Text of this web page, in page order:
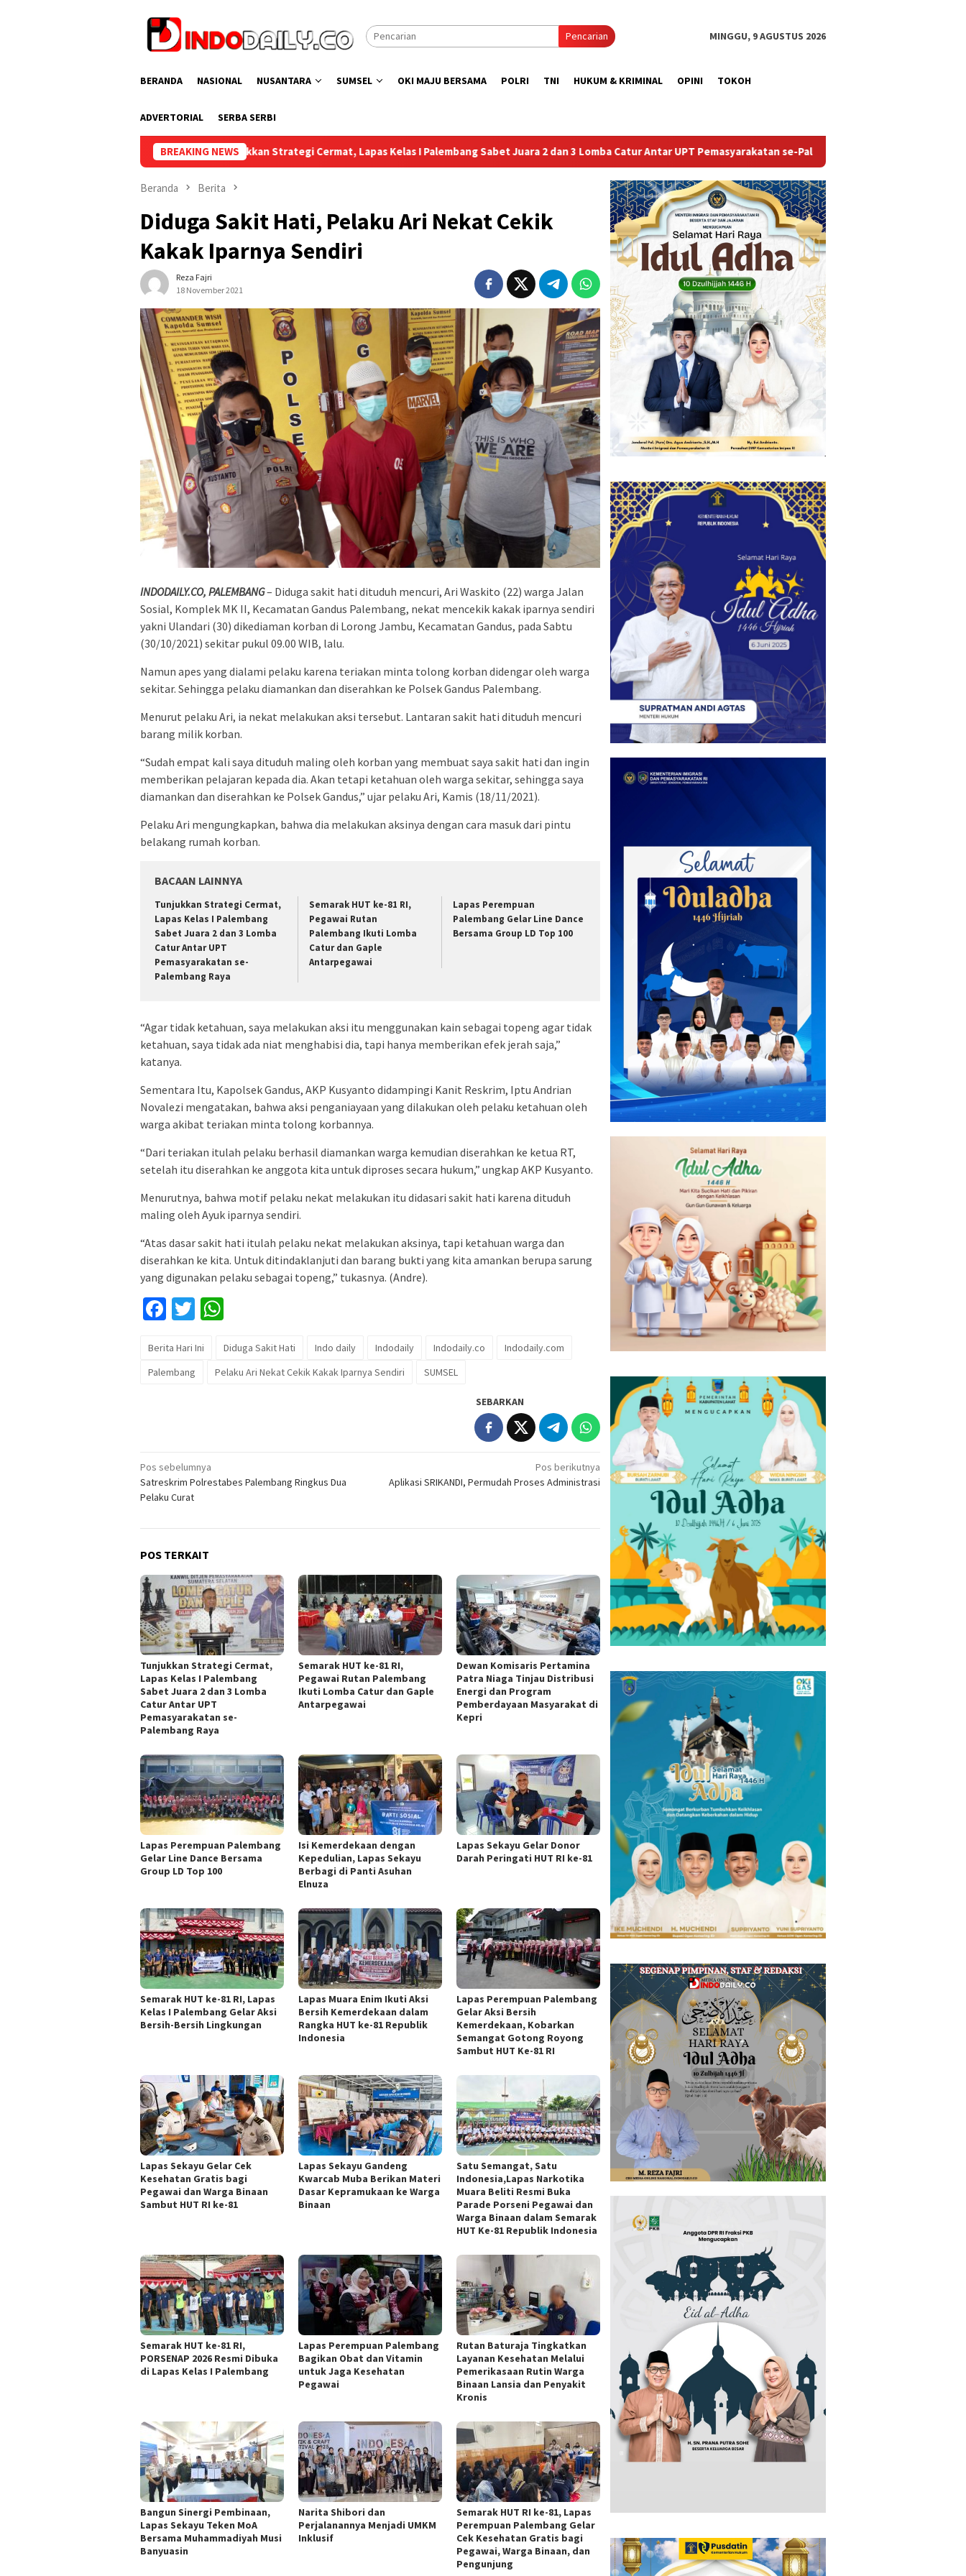
Pencarian MINGGU, 9 AGUSTUS 2026
BERANDA NASIONAL NUSANTARA SUMSEL OKI MAJU BERSAMA POLRI TNI HUKUM & KRIMINAL OPINI TOKOH
ADVERTORIAL SERBA SERBI
BREAKING NEWS
Tunjukkan Strategi Cermat, Lapas Kelas I Palembang Sabet Juara 2 dan 3 Lomba Catur Antar UPT Pemasyarakatan se-Palembang Raya Semarak HUT ke-81 RI, Pegawai
Beranda Berita
Diduga Sakit Hati, Pelaku Ari Nekat Cekik
Kakak Iparnya Sendiri
Reza Fajri
18 November 2021
INDODAILY.CO, PALEMBANG– Diduga sakit hati dituduh mencuri, Ari Waskito (22) warga Jalan
Sosial, Komplek MK II, Kecamatan Gandus Palembang, nekat mencekik kakak iparnya sendiri
yakni Ulandari (30) dikediaman korban di Lorong Jambu, Kecamatan Gandus, pada Sabtu
(30/10/2021) sekitar pukul 09.00 WIB, lalu.
Namun apes yang dialami pelaku karena teriakan minta tolong korban didengar oleh warga
sekitar. Sehingga pelaku diamankan dan diserahkan ke Polsek Gandus Palembang.
Menurut pelaku Ari, ia nekat melakukan aksi tersebut. Lantaran sakit hati dituduh mencuri
barang milik korban.
“Sudah empat kali saya dituduh maling oleh korban yang membuat saya sakit hati dan ingin
memberikan pelajaran kepada dia. Akan tetapi ketahuan oleh warga sekitar, sehingga saya
diamankan dan diserahkan ke Polsek Gandus,” ujar pelaku Ari, Kamis (18/11/2021).
Pelaku Ari mengungkapkan, bahwa dia melakukan aksinya dengan cara masuk dari pintu
belakang rumah korban.
BACAAN LAINNYA
Tunjukkan Strategi Cermat,
Lapas Kelas I Palembang
Sabet Juara 2 dan 3 Lomba
Catur Antar UPT
Pemasyarakatan se-
Palembang Raya
Semarak HUT ke-81 RI,
Pegawai Rutan
Palembang Ikuti Lomba
Catur dan Gaple
Antarpegawai
Lapas Perempuan
Palembang Gelar Line Dance
Bersama Group LD Top 100
“Agar tidak ketahuan, saya melakukan aksi itu menggunakan kain sebagai topeng agar tidak
ketahuan, saya tidak ada niat menghabisi dia, tapi hanya memberikan efek jerah saja,”
katanya.
Sementara Itu, Kapolsek Gandus, AKP Kusyanto didampingi Kanit Reskrim, Iptu Andrian
Novalezi mengatakan, bahwa aksi penganiayaan yang dilakukan oleh pelaku ketahuan oleh
warga akibat teriakan minta tolong korbannya.
“Dari teriakan itulah pelaku berhasil diamankan warga kemudian diserahkan ke ketua RT,
setelah itu diserahkan ke anggota kita untuk diproses secara hukum,” ungkap AKP Kusyanto.
Menurutnya, bahwa motif pelaku nekat melakukan itu didasari sakit hati karena dituduh
maling oleh Ayuk iparnya sendiri.
“Atas dasar sakit hati itulah pelaku nekat melakukan aksinya, tapi ketahuan warga dan
diserahkan ke kita. Untuk ditindaklanjuti dan barang bukti yang kita amankan berupa sarung
yang digunakan pelaku sebagai topeng,” tukasnya. (Andre).
Facebook
Twitter
Berita Hari Ini Diduga Sakit Hati Indo daily Indodaily Indodaily.co
Indodaily.com
Palembang
Pelaku Ari Nekat Cekik Kakak Iparnya Sendiri SUMSEL
SEBARKAN
Navigasi
pos
Pos sebelumnya
Satreskrim Polrestabes Palembang Ringkus Dua
Pelaku Curat
Pos berikutnya
Aplikasi SRIKANDI, Permudah Proses Administrasi
POS TERKAIT
Tunjukkan Strategi Cermat,
Lapas Kelas I Palembang
Sabet Juara 2 dan 3 Lomba
Catur Antar UPT
Pemasyarakatan se-
Palembang Raya
Semarak HUT ke-81 RI,
Pegawai Rutan Palembang
Ikuti Lomba Catur dan Gaple
Antarpegawai
Dewan Komisaris Pertamina
Patra Niaga Tinjau Distribusi
Energi dan Program
Pemberdayaan Masyarakat di
Kepri
Lapas Perempuan Palembang
Gelar Line Dance Bersama
Group LD Top 100
Isi Kemerdekaan dengan
Kepedulian, Lapas Sekayu
Berbagi di Panti Asuhan
Elnuza
Lapas Sekayu Gelar Donor
Darah Peringati HUT RI ke-81
Semarak HUT ke-81 RI, Lapas
Kelas I Palembang Gelar Aksi
Bersih-Bersih Lingkungan
Lapas Muara Enim Ikuti Aksi
Bersih Kemerdekaan dalam
Rangka HUT ke-81 Republik
Indonesia
Lapas Perempuan Palembang
Gelar Aksi Bersih
Kemerdekaan, Kobarkan
Semangat Gotong Royong
Sambut HUT Ke-81 RI
Lapas Sekayu Gelar Cek
Kesehatan Gratis bagi
Pegawai dan Warga Binaan
Sambut HUT RI ke-81
Lapas Sekayu Gandeng
Kwarcab Muba Berikan Materi
Dasar Kepramukaan ke Warga
Binaan
Satu Semangat, Satu
Indonesia,Lapas Narkotika
Muara Beliti Resmi Buka
Parade Porseni Pegawai dan
Warga Binaan dalam Semarak
HUT Ke-81 Republik Indonesia
Semarak HUT ke-81 RI,
PORSENAP 2026 Resmi Dibuka
di Lapas Kelas I Palembang
Lapas Perempuan Palembang
Bagikan Obat dan Vitamin
untuk Jaga Kesehatan
Pegawai
Rutan Baturaja Tingkatkan
Layanan Kesehatan Melalui
Pemerikasaan Rutin Warga
Binaan Lansia dan Penyakit
Kronis
Bangun Sinergi Pembinaan,
Lapas Sekayu Teken MoA
Bersama Muhammadiyah Musi
Banyuasin
Narita Shibori dan
Perjalanannya Menjadi UMKM
Inklusif
Semarak HUT RI ke-81, Lapas
Perempuan Palembang Gelar
Cek Kesehatan Gratis bagi
Pegawai, Warga Binaan, dan
Pengunjung